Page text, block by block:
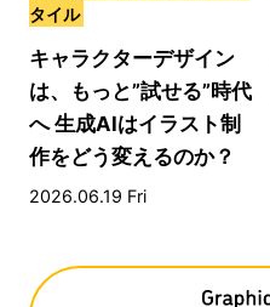
タイル
キャラクターデザイン
は、もっと”試せる”時代
へ 生成AIはイラスト制
作をどう変えるのか？
2026.06.19 Fri